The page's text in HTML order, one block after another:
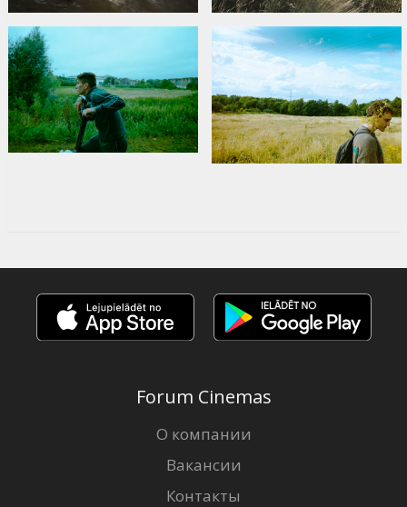
Forum Cinemas
О компании
Вакансии
Контакты